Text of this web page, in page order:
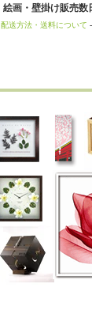
画・壁掛け販売
配送方法・送料について -